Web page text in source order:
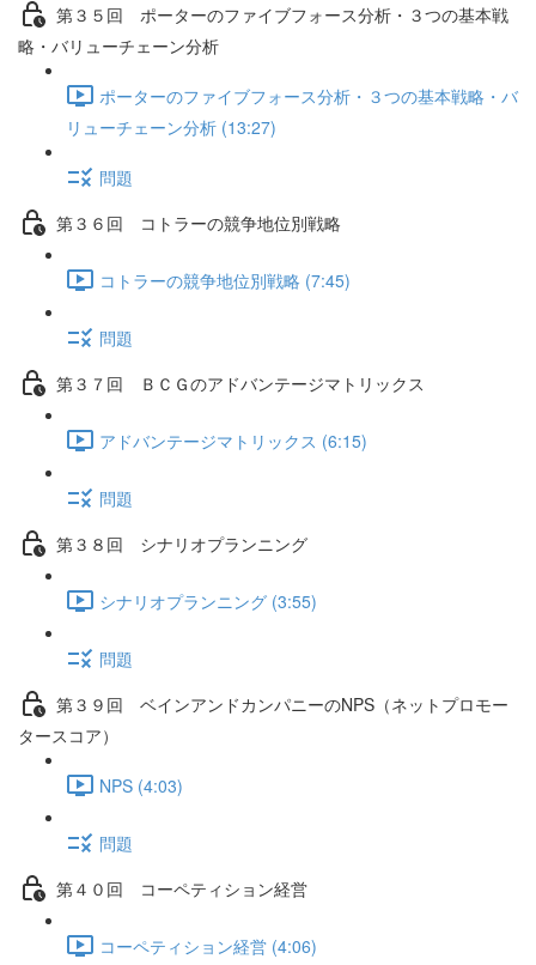
第３５回 ポーターのファイブフォース分析・３つの基本戦
略・バリューチェーン分析
ポーターのファイブフォース分析・３つの基本戦略・バ
リューチェーン分析 (13:27)
問題
第３６回 コトラーの競争地位別戦略
コトラーの競争地位別戦略 (7:45)
問題
第３７回 ＢＣＧのアドバンテージマトリックス
アドバンテージマトリックス (6:15)
問題
第３８回 シナリオプランニング
シナリオプランニング (3:55)
問題
第３９回 ベインアンドカンパニーのNPS（ネットプロモー
タースコア）
NPS (4:03)
問題
第４０回 コーペティション経営
コーペティション経営 (4:06)